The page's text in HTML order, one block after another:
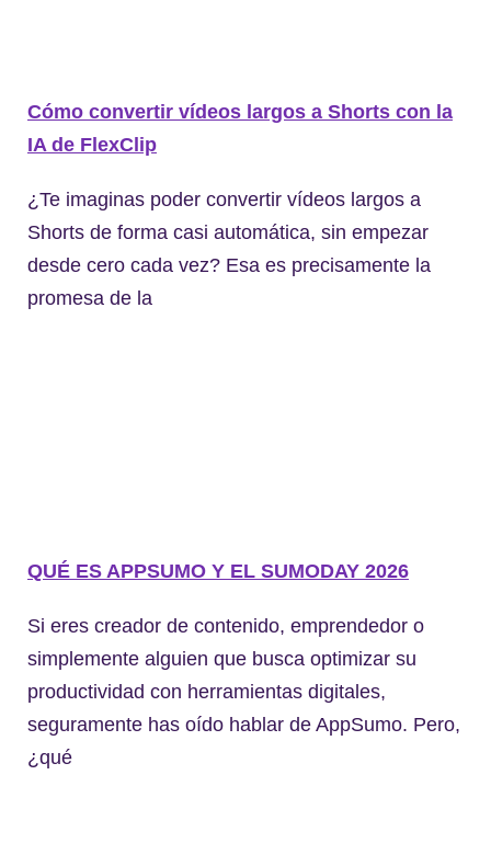
Cómo convertir vídeos largos a Shorts con la
IA de FlexClip
¿Te imaginas poder convertir vídeos largos a
Shorts de forma casi automática, sin empezar
desde cero cada vez? Esa es precisamente la
promesa de la
QUÉ ES APPSUMO Y EL SUMODAY 2026
Si eres creador de contenido, emprendedor o
simplemente alguien que busca optimizar su
productividad con herramientas digitales,
seguramente has oído hablar de AppSumo. Pero,
¿qué